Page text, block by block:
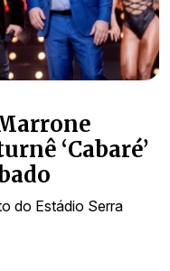
‘Cabaré’
do Estádio Serra